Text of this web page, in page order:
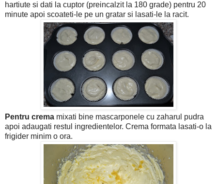
hartiute si dati la cuptor (preincalzit la 180 grade) pentru 20
minute apoi scoateti-le pe un gratar si lasati-le la racit.
Pentru crema mixati bine mascarponele cu zaharul pudra
apoi adaugati restul ingredientelor. Crema formata lasati-o la
frigider minim o ora.